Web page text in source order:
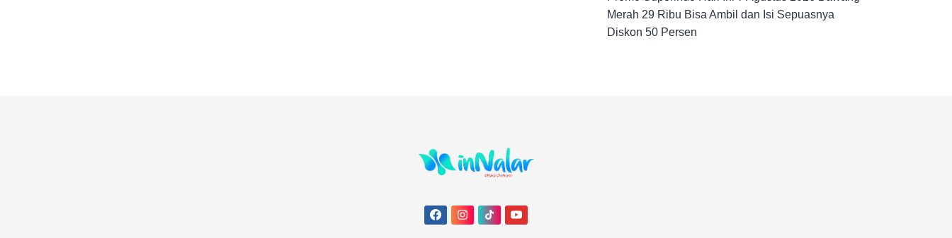
Merah 29 Ribu Bisa Ambil dan Isi Sepuasnya
Diskon 50 Persen